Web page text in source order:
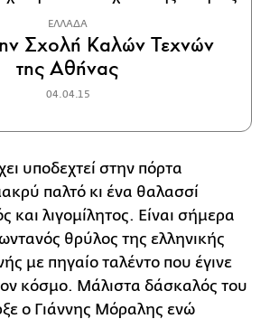
ΕΛΛΑΔΑ
Σχολή Καλών Τεχνών
της Αθήνας
04.04.15
υποδεχτεί στην πόρτα
παλτό κι ένα θαλασσί
και λιγομίλητος. Είναι σήμερα
θρύλος της ελληνικής
με πηγαίο ταλέντο που έγινε
κόσμο. Μάλιστα δάσκαλός του
ο Γιάννης Μόραλης ενώ